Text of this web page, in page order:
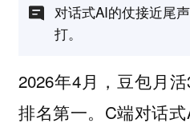
对话式AI的仗接近尾
打。
2026年4月，豆包月
排名第一。C端对话